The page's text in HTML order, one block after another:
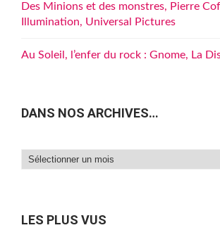
Des Minions et des monstres, Pierre
Illumination, Universal Pictures
Au Soleil, l’enfer du rock : Gnome, La
DANS NOS ARCHIVES…
Dans
LES PLUS VUS